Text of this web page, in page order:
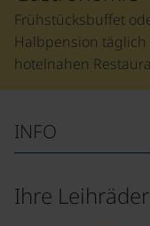
Frühstücksbuffet
Halbpension
hotelnahen
INFO
Ihre Leihräder